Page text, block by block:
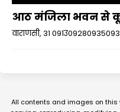
आठ मंजिला भवन से
वाराणसी, 31
All contents and images on